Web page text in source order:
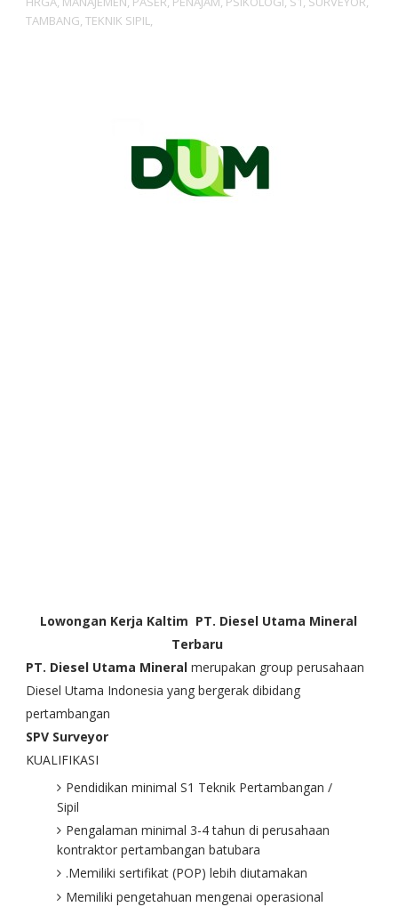
TAMBANG, TEKNIK SIPIL,
Lowongan Kerja Kaltim PT. Diesel Utama Mineral
Terbaru
PT. Diesel Utama Mineral merupakan group perusahaan
Diesel Utama Indonesia yang bergerak dibidang
pertambangan
SPV Surveyor
KUALIFIKASI
Pendidikan minimal S1 Teknik Pertambangan /
Sipil
Pengalaman minimal 3-4 tahun di perusahaan
kontraktor pertambangan batubara
.Memiliki sertifikat (POP) lebih diutamakan
Memiliki pengetahuan mengenai operasional